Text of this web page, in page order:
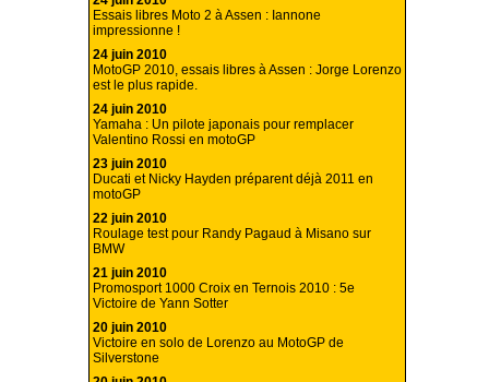
Essais libres Moto 2 à Assen : Iannone
impressionne !
24 juin 2010
MotoGP 2010, essais libres à Assen : Jorge Lorenzo
est le plus rapide.
24 juin 2010
Yamaha : Un pilote japonais pour remplacer
Valentino Rossi en motoGP
23 juin 2010
Ducati et Nicky Hayden préparent déjà 2011 en
motoGP
22 juin 2010
Roulage test pour Randy Pagaud à Misano sur
BMW
21 juin 2010
Promosport 1000 Croix en Ternois 2010 : 5e
Victoire de Yann Sotter
20 juin 2010
Victoire en solo de Lorenzo au MotoGP de
Silverstone